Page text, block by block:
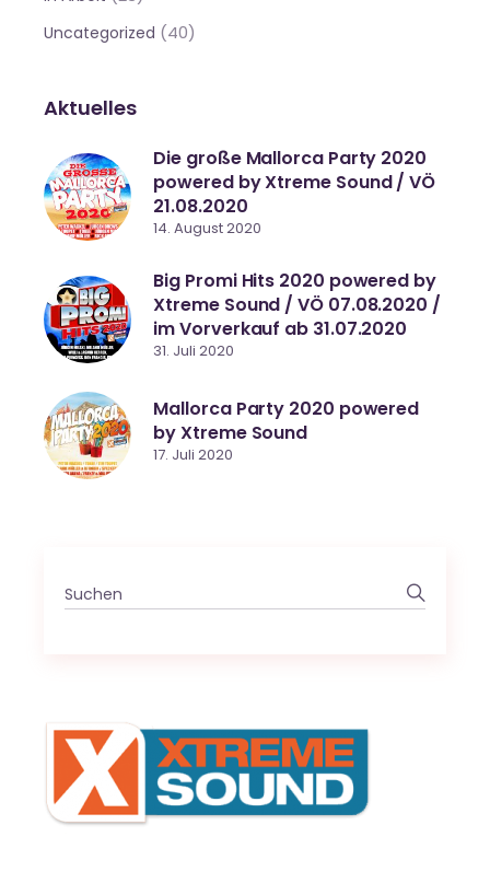
Uncategorized (40)
Aktuelles
Die große Mallorca Party 2020
powered by Xtreme Sound / VÖ
21.08.2020
14. August 2020
Big Promi Hits 2020 powered by
Xtreme Sound / VÖ 07.08.2020 /
im Vorverkauf ab 31.07.2020
31. Juli 2020
Mallorca Party 2020 powered
by Xtreme Sound
17. Juli 2020
Search
for: